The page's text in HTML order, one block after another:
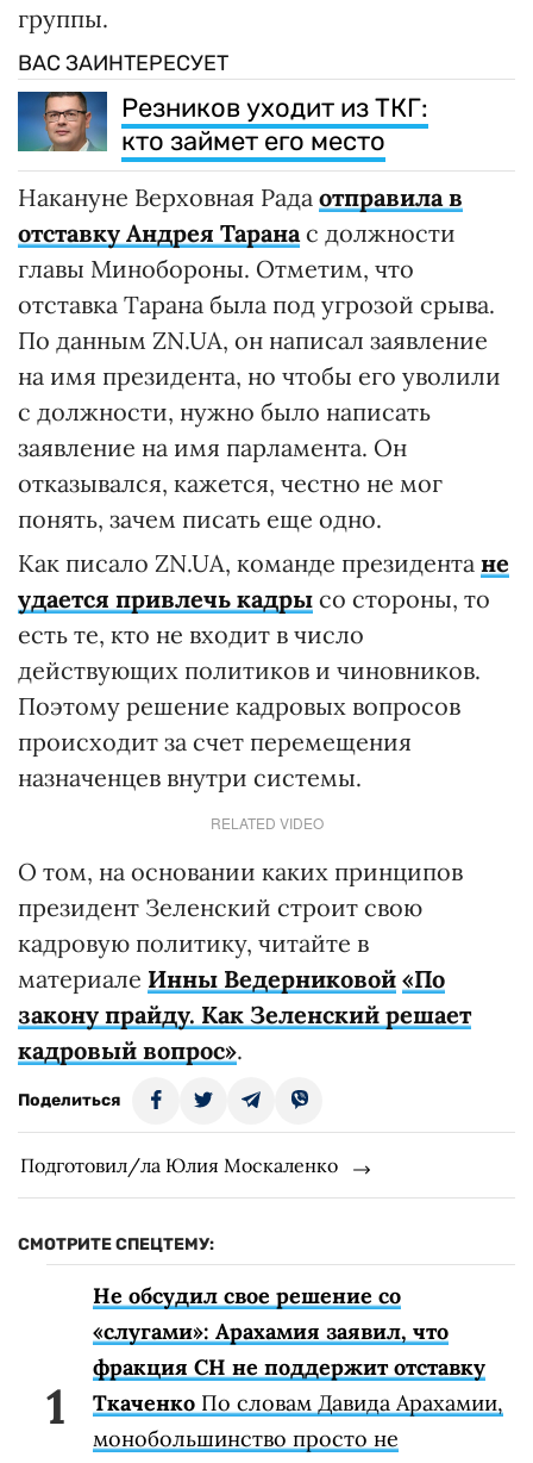
группы.
ВАС ЗАИНТЕРЕСУЕТ
Резников уходит из ТКГ:
кто займет его место
Накануне Верховная Рада отправила в
отставку Андрея Таранас должности
главы Минобороны. Отметим, что
отставка Тарана была под угрозой срыва.
По данным ZN.UA, он написал заявление
на имя президента, но чтобы его уволили
с должности, нужно было написать
заявление на имя парламента. Он
отказывался, кажется, честно не мог
понять, зачем писать еще одно.
Как писало ZN.UA, команде президента не
удается привлечь кадры со стороны, то
есть те, кто не входит в число
действующих политиков и чиновников.
Поэтому решение кадровых вопросов
происходит за счет перемещения
назначенцев внутри системы.
RELATED VIDEO
О том, на основании каких принципов
президент Зеленский строит свою
кадровую политику, читайте в
материале Инны Ведерниковой «По
закону прайду. Как Зеленский решает
кадровый вопрос».
Поделиться
Подготовил/ла Юлия Москаленко
СМОТРИТЕ СПЕЦТЕМУ:
Не обсудил свое решение со
«слугами»: Арахамия заявил, что
фракция СН не поддержит отставку
Ткаченко По словам Давида Арахамии,
монобольшинство просто не